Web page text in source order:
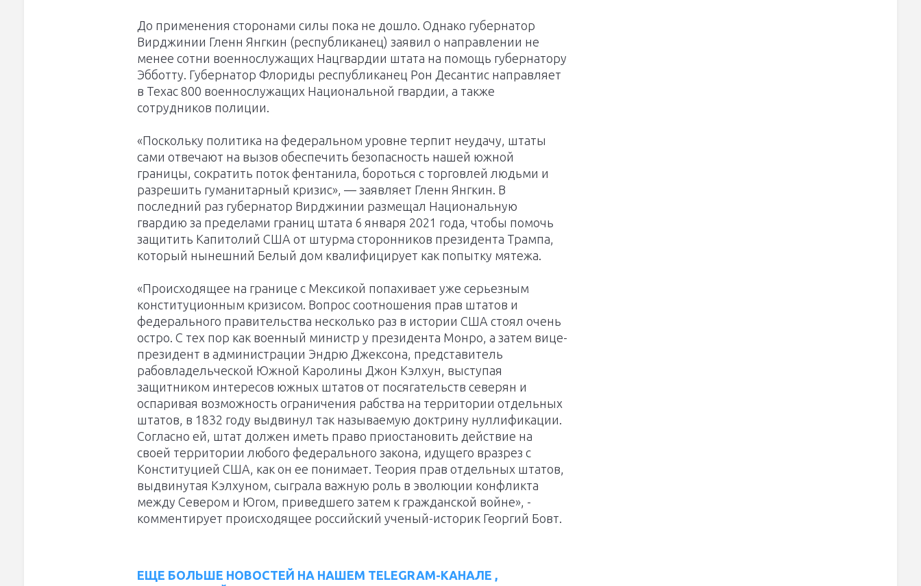
До применения сторонами силы пока не дошло. Однако губернатор
Вирджинии Гленн Янгкин (республиканец) заявил о направлении не
менее сотни военнослужащих Нацгвардии штата на помощь губернатору
Эбботту. Губернатор Флориды республиканец Рон Десантис направляет
в Техас 800 военнослужащих Национальной гвардии, а также
сотрудников полиции.
«Поскольку политика на федеральном уровне терпит неудачу, штаты
сами отвечают на вызов обеспечить безопасность нашей южной
границы, сократить поток фентанила, бороться с торговлей людьми и
разрешить гуманитарный кризис», — заявляет Гленн Янгкин. В
последний раз губернатор Вирджинии размещал Национальную
гвардию за пределами границ штата 6 января 2021 года, чтобы помочь
защитить Капитолий США от штурма сторонников президента Трампа,
который нынешний Белый дом квалифицирует как попытку мятежа.
«Происходящее на границе с Мексикой попахивает уже серьезным
конституционным кризисом. Вопрос соотношения прав штатов и
федерального правительства несколько раз в истории США стоял очень
остро. С тех пор как военный министр у президента Монро, а затем вице-
президент в администрации Эндрю Джексона, представитель
рабовладельческой Южной Каролины Джон Кэлхун, выступая
защитником интересов южных штатов от посягательств северян и
оспаривая возможность ограничения рабства на территории отдельных
штатов, в 1832 году выдвинул так называемую доктрину нуллификации.
Согласно ей, штат должен иметь право приостановить действие на
своей территории любого федерального закона, идущего вразрез с
Конституцией США, как он ее понимает. Теория прав отдельных штатов,
выдвинутая Кэлхуном, сыграла важную роль в эволюции конфликта
между Севером и Югом, приведшего затем к гражданской войне», -
комментирует происходящее российский ученый-историк Георгий Бовт.
ЕЩЕ БОЛЬШЕ НОВОСТЕЙ НА НАШЕМ TELEGRAM-КАНАЛЕ ,